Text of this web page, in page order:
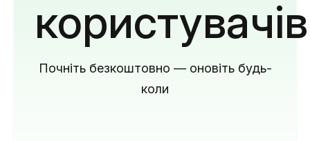
користувачів
Почніть безкоштовно — оновіть будь-
коли